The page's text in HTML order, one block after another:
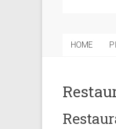
com
Pinturas.
Experiência
em
Pintura
HOME